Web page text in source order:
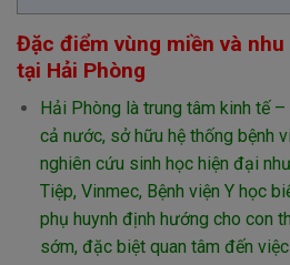
Đặc điểm vùng miền và
tại Hải Phòng
Hải Phòng là trung tâm kinh tế
cả nước, sở hữu hệ thống bệnh
nghiên cứu sinh học hiện đại
Tiệp, Vinmec, Bệnh viện Y học
phụ huynh định hướng cho con
sớm, đặc biệt quan tâm đến